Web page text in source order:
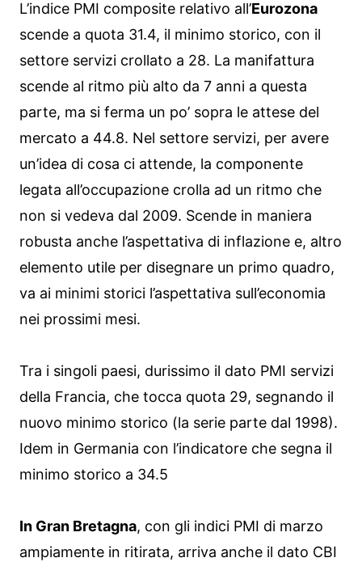
L’indice PMI composite relativo all’Eurozona
scende a quota 31.4, il minimo storico, con il
settore servizi crollato a 28. La manifattura
scende al ritmo più alto da 7 anni a questa
parte, ma si ferma un po’ sopra le attese del
mercato a 44.8. Nel settore servizi, per avere
un’idea di cosa ci attende, la componente
legata all’occupazione crolla ad un ritmo che
non si vedeva dal 2009. Scende in maniera
robusta anche l’aspettativa di inflazione e, altro
elemento utile per disegnare un primo quadro,
va ai minimi storici l’aspettativa sull’economia
nei prossimi mesi.
Tra i singoli paesi, durissimo il dato PMI servizi
della Francia, che tocca quota 29, segnando il
nuovo minimo storico (la serie parte dal 1998).
Idem in Germania con l’indicatore che segna il
minimo storico a 34.5
In Gran Bretagna, con gli indici PMI di marzo
ampiamente in ritirata, arriva anche il dato CBI